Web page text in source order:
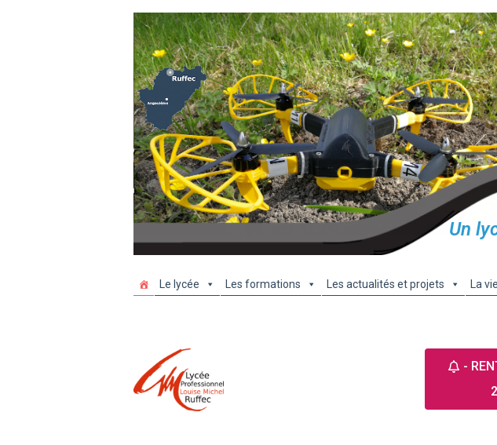
Un
Le lycée Les formations Les actualités et projets La
-